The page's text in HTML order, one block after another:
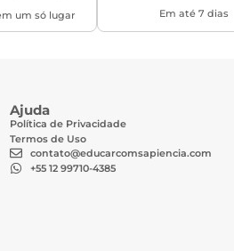
um só lugar Em até 7 dias
Ajuda
Política de Privacidade
Termos de Uso
contato@educarcomsapiencia.com
+55 12 99710-4385